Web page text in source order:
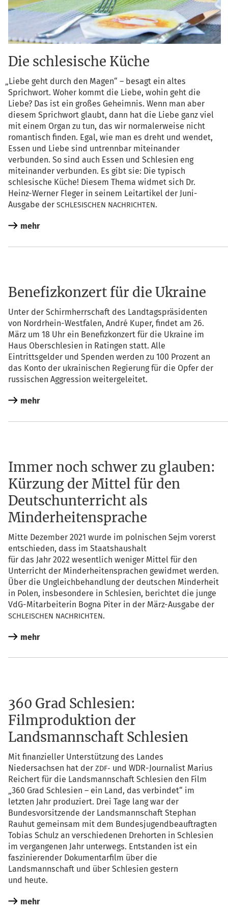
Die schlesische Küche
„Lie­be geht durch den Magen“ – besagt ein altes
Sprich­wort. Woher kommt die Lie­be, wohin geht die
Lie­be? Das ist ein gro­ßes Geheim­nis. Wenn man aber
die­sem Sprich­wort glaubt, dann hat die Lie­be ganz viel
mit einem Organ zu tun, das wir nor­ma­ler­wei­se nicht
roman­tisch fin­den. Egal, wie man es dreht und wen­det,
Essen und Lie­be sind untrenn­bar mit­ein­an­der
ver­bun­den. So sind auch Essen und Schle­si­en eng
mit­ein­an­der ver­bun­den. Es gibt sie: Die typisch
schle­si­sche Küche! Die­sem The­ma wid­met sich Dr.
Heinz-Wer­ner Fle­ger in sei­nem Leit­ar­ti­kel der Juni-
Aus­ga­be der SCHLESISCHEN NACHRICHTEN.
mehr
Benefizkonzert für die Ukraine
Unter der Schirm­herr­schaft des Land­tags­prä­si­den­ten
von Nord­rhein-West­fa­len, André Kuper, fin­det am 26.
März um 18 Uhr ein Bene­fiz­kon­zert für die Ukrai­ne im
Haus Ober­schle­si­en in Ratin­gen statt. Alle
Ein­tritts­gel­der und Spen­den wer­den zu 100 Pro­zent an
das Kon­to der ukrai­ni­schen Regie­rung für die Opfer der
rus­si­schen Aggres­si­on weitergeleitet.
mehr
Immer noch schwer zu glauben:
Kürzung der Mittel für den
Deutschunterricht als
Minderheitensprache
Mit­te Dezem­ber 2021 wur­de im pol­ni­schen Sejm vor­erst
ent­schie­den, dass im Staatshaushalt
für das Jahr 2022 wesent­lich weni­ger Mit­tel für den
Unter­richt der Min­der­hei­ten­spra­chen gewid­met wer­den.
Über die Ungleich­be­hand­lung der deut­schen Min­der­heit
in Polen, ins­be­son­de­re in Schle­si­en, berich­tet die jun­ge
VdG-Mit­ar­bei­te­rin Bogna Piter in der März-Aus­ga­be der
SCHLEISCHEN NACHRICHTEN.
mehr
360 Grad Schlesien:
Filmproduktion der
Landsmannschaft Schlesien
Mit finan­zi­el­ler Unter­stüt­zung des Lan­des
Nie­der­sach­sen hat der ZDF- und WDR-Jour­na­list Mari­us
Rei­chert für die Lands­mann­schaft Schle­si­en den Film
„360 Grad Schle­si­en – ein Land, das ver­bin­det“ im
letz­ten Jahr pro­du­ziert. Drei Tage lang war der
Bun­des­vor­sit­zen­de der Lands­mann­schaft Ste­phan
Rau­hut gemein­sam mit dem Bun­des­ju­gend­be­auf­trag­ten
Tobi­as Schulz an ver­schie­de­nen Dreh­or­ten in Schle­si­en
im ver­gan­ge­nen Jahr unter­wegs. Ent­stan­den ist ein
fas­zi­nie­ren­der Doku­men­tar­film über die
Lands­mann­schaft und über Schle­si­en ges­tern
und heute.
mehr